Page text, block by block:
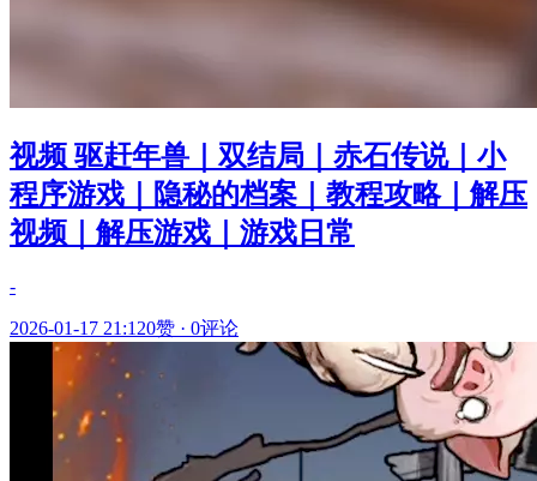
视频 驱赶年兽｜双结局｜赤石传说｜小
程序游戏｜隐秘的档案｜教程攻略｜解压
视频｜解压游戏｜游戏日常
-
2026-01-17 21:120赞 · 0评论